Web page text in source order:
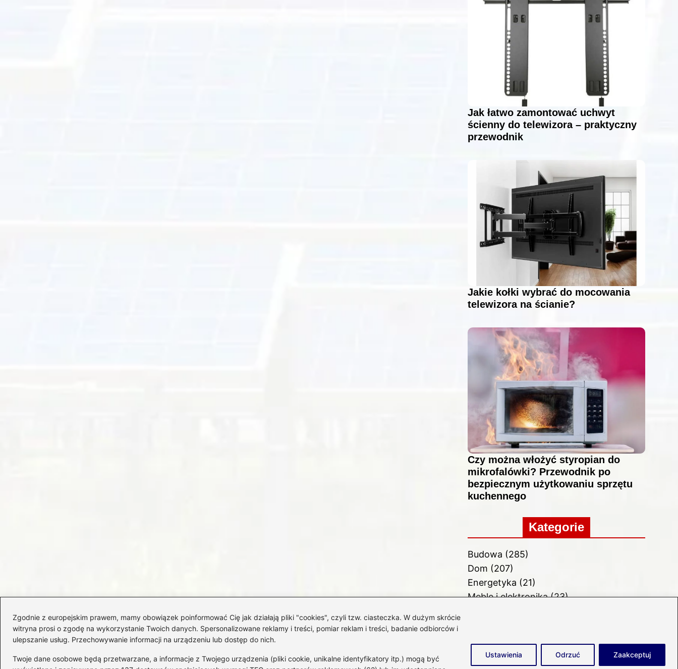
Zgodnie z europejskim prawem, mamy obowiązek poinformować Cię jak działają pliki "cookies", czyli tzw. ciasteczka. W dużym skrócie
witryna prosi o zgodę na wykorzystanie Twoich danych. Spersonalizowane reklamy i treści, pomiar reklam i treści, badanie odbiorców i
ulepszanie usług. Przechowywanie informacji na urządzeniu lub dostęp do nich.
Twoje dane osobowe będą przetwarzane, a informacje z Twojego urządzenia (pliki cookie, unikalne identyfikatory itp.) mogą być
Ustawienia Odrzuć Zaakceptuj
Jak łatwo zamontować uchwyt
ścienny do telewizora – praktyczny
przewodnik
Jakie kołki wybrać do mocowania
telewizora na ścianie?
Czy można włożyć styropian do
mikrofalówki? Przewodnik po
bezpiecznym użytkowaniu sprzętu
kuchennego
Kategorie
Budowa (285)
Dom (207)
Energetyka (21)
Meble i elektronika(23)